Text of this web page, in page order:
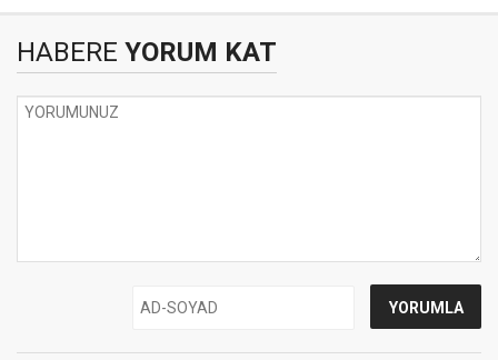
HABERE YORUM KAT